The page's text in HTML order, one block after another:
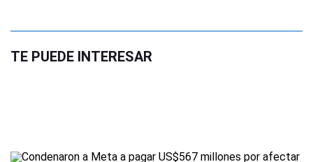
TE PUEDE INTERESAR